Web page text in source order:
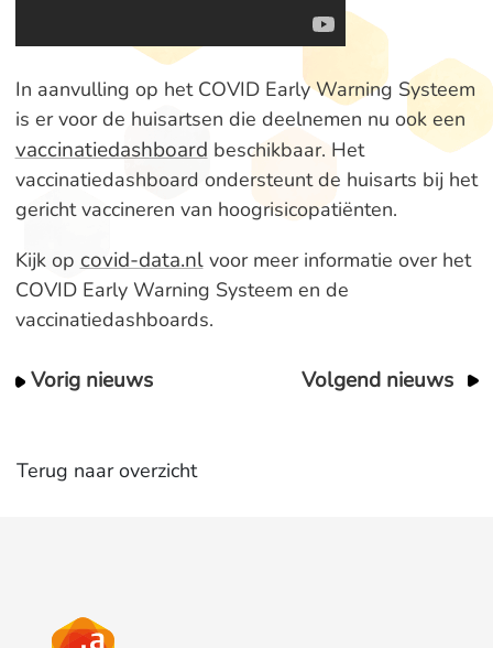
In aanvulling op het COVID Early Warning Systeem
is er voor de huisartsen die deelnemen nu ook een
vaccinatiedashboard beschikbaar. Het
vaccinatiedashboard ondersteunt de huisarts bij het
gericht vaccineren van hoogrisicopatiënten.
Kijk op covid-data.nlvoor meer informatie over het
COVID Early Warning Systeem en de
vaccinatiedashboards.
Vorig nieuws Volgend nieuws
Terug naar overzicht